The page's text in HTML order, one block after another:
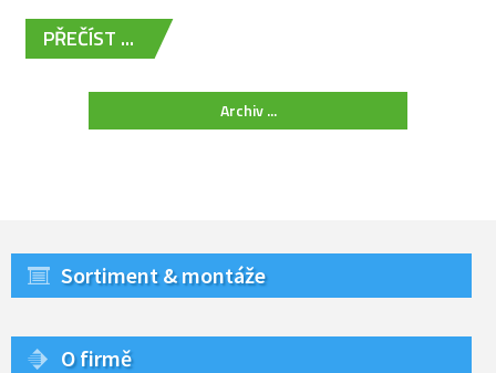
PŘEČÍST ...
Archiv ...
Sortiment & montáže
O firmě